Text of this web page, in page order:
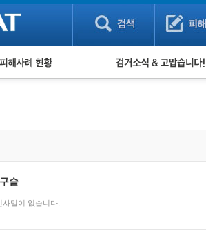
례 현황
스피싱 피해사례
사이트 목록
개 피해사례
검거 소식
슬
사말이 없습니다.